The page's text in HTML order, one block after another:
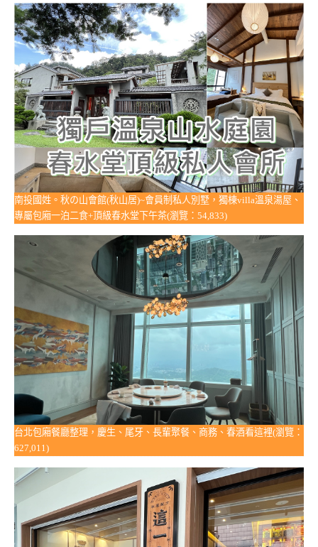
南投國姓。秋の山會館(秋山居)~會員制私人別墅，獨棟villa溫泉湯屋、
專屬包廂一泊二食+頂級春水堂下午茶(瀏覽：54,833)
台北包廂餐廳整理，慶生、尾牙、長輩聚餐、商務、春酒看這裡(瀏覽：
627,011)